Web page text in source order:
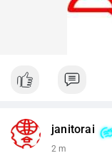
janitorai
2 m